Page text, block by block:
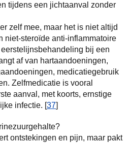
tijdens een jichtaanval zonder
zelf mee, maar het is niet altijd
niet-steroïde anti-inflammatoire
bij een
af van hartaandoeningen,
medicatiegebruik
Zelfmedicatie is vooral
aanval, met koorts, ernstige
infectie. [37]
ontstekingen en pijn, maar pakt